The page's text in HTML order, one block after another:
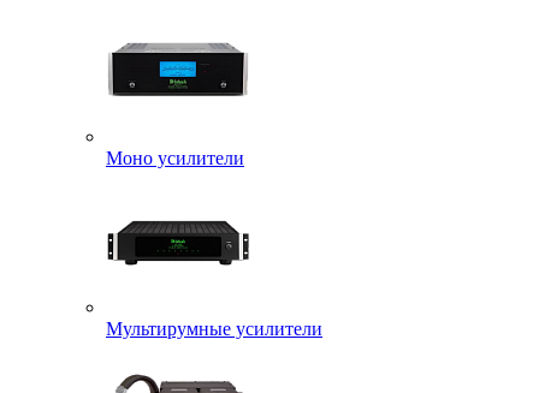
Моно усилители
Мультирумные усилители